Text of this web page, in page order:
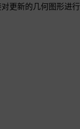
更新的几何图形进行